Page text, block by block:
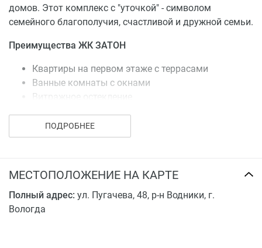
домов. Этот комплекс с "уточкой" - символом
семейного благополучия, счастливой и дружной семьи.
Преимущества ЖК ЗАТОН
Квартиры на первом этаже с террасами
Ванные комнаты с окнами
Витражное остекление
Видовые квартиры
Керамический кирпич
Видеонаблюдение, IP домофония
Сквозные подъезды
Закрытая территория
ПОДРОБНЕЕ
МЕСТОПОЛОЖЕНИЕ НА КАРТЕ
Полный адрес: ул. Пугачева, 48, р-н Водники, г.
Вологда